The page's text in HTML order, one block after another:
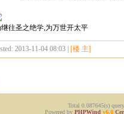
继往圣之绝学,为万世开太平
2013-11-04 08:03 | [楼 主]
Total 0.087645(s)
Powered by PHPWind v6.0